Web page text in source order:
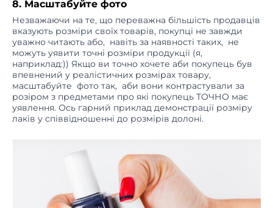
Незважаючи на те, що переважна більшість продавців
вказують розміри своїх товарів, покупці не завжди
уважно читають або, навіть за наявності таких, не
можуть уявити точні розміри продукції (я,
наприклад:)) Якщо ви точно хочете аби покупець був
впевнений у реалістичних розмірах товару,
масштабуйте фото так, аби вони контрастували за
розіром з предметами про які покупець ТОЧНО має
уявлення. Ось гарний приклад демонстрації розміру
лаків у співвідношенні до розмірів долоні.